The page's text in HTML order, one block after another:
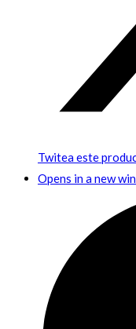
Twitea este
Opens in a new